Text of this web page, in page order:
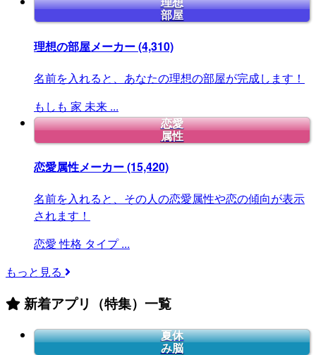
理想
部屋
理想の部屋メーカー(4,310)
名前を入れると、あなたの理想の部屋が完成します！
もしも 家 未来 ...
恋愛
属性
恋愛属性メーカー(15,420)
名前を入れると、その人の恋愛属性や恋の傾向が表示
されます！
恋愛 性格 タイプ ...
もっと見る
新着アプリ（特集）一覧
夏休
み脳